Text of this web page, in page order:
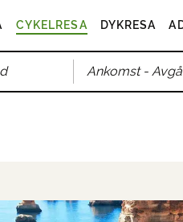
CYKELRESA DYKRESA
Ankomst-